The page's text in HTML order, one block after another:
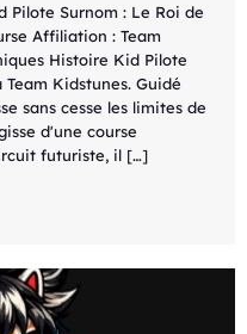
Pilote Surnom : Le Roi de
Affiliation : Team
Histoire Kid Pilote
Kidstunes. Guidé
sans cesse les limites de
d'une course
futuriste, il […]